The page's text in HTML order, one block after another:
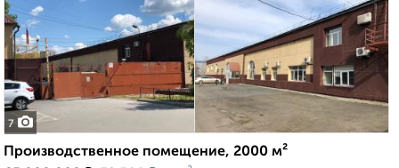
7
Производственное помещение, 2000 м²